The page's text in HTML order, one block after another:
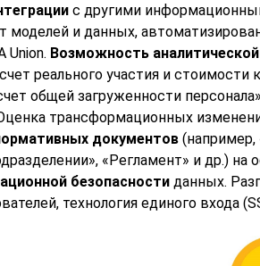
с другими
моделей и данных,
Union. Возможность
реального участия и
общей загруженности
трансформационных
документов (например,
«Регламент» и др.) на
безопасности данных.
технология единого входа